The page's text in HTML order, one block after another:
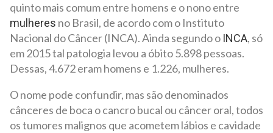
quinto mais comum entre homens e o nono entre
mulheres no Brasil, de acordo com o Instituto
Nacional do Câncer (INCA). Ainda segundo o INCA, só
em 2015 tal patologia levou a óbito 5.898 pessoas.
Dessas, 4.672 eram homens e 1.226, mulheres.
O nome pode confundir, mas são denominados
cânceres de boca o cancro bucal ou câncer oral, todos
os tumores malignos que acometem lábios e cavidade